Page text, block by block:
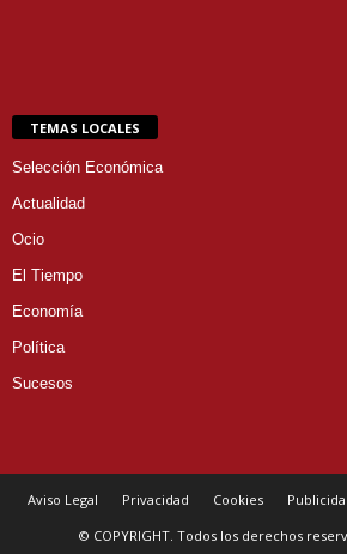
TEMAS LOCALES
Selección Económica
Actualidad
Ocio
El Tiempo
Economía
Política
Sucesos
Aviso Legal Privacidad Cookies
© COPYRIGHT. Todos los derechos